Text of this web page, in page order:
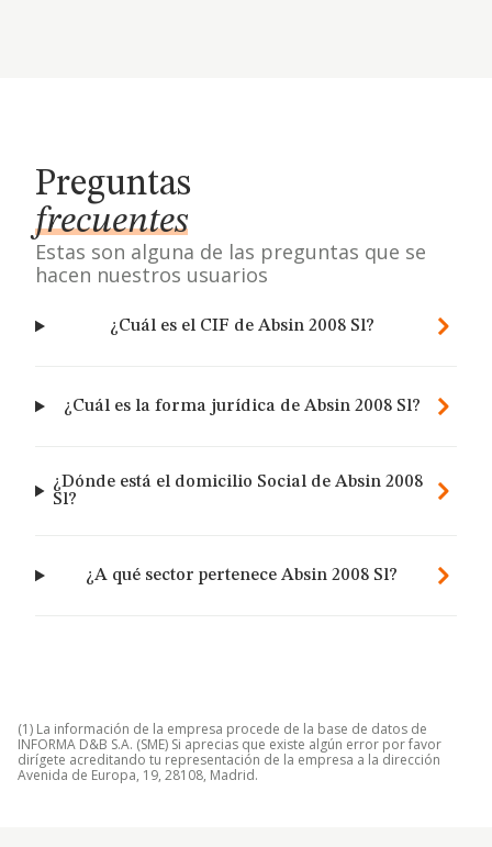
Preguntas
frecuentes
Estas son alguna de las preguntas que se
hacen nuestros usuarios
¿Cuál es el CIF de Absin 2008 Sl?
¿Cuál es la forma jurídica de Absin 2008 Sl?
¿Dónde está el domicilio Social de Absin 2008
Sl?
¿A qué sector pertenece Absin 2008 Sl?
(1) La información de la empresa procede de la base de datos de
INFORMA D&B S.A. (SME) Si aprecias que existe algún error por favor
dirígete acreditando tu representación de la empresa a la dirección
Avenida de Europa, 19, 28108, Madrid.